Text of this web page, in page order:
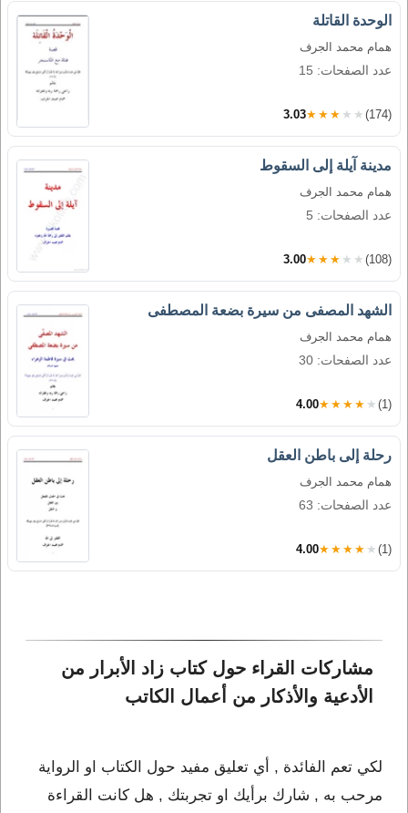
الوحدة القاتلة
همام محمد الجرف
عدد الصفحات: 15
3.03★★★★★ (174)
مدينة آيلة إلى السقوط
همام محمد الجرف
عدد الصفحات: 5
3.00★★★★★ (108)
الشهد المصفى من سيرة بضعة المصطفى
همام محمد الجرف
عدد الصفحات: 30
4.00★★★★★ (1)
رحلة إلى باطن العقل
همام محمد الجرف
عدد الصفحات: 63
4.00★★★★★ (1)
مشاركات القراء حول كتاب زاد الأبرار من
الأدعية والأذكار من أعمال الكاتب
لكي تعم الفائدة , أي تعليق مفيد حول الكتاب او الرواية
مرحب به , شارك برأيك او تجربتك , هل كانت القراءة